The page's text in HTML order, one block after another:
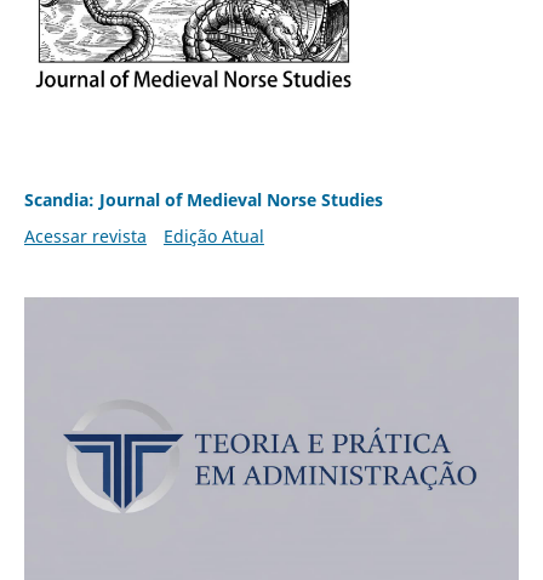
Scandia: Journal of Medieval Norse Studies
Acessar revista
Edição Atual